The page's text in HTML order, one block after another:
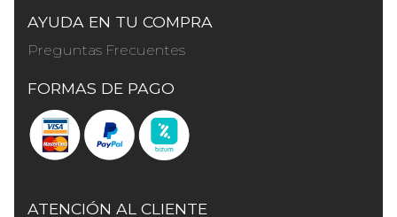
AYUDA EN TU COMPRA
Preguntas Frecuentes
FORMAS DE PAGO
ATENCIÓN AL CLIENTE